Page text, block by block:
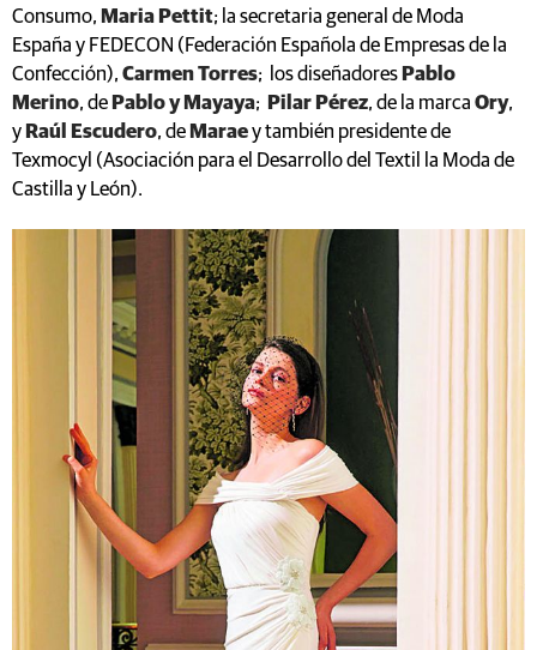
Consumo, Maria Pettit; la secretaria general de Moda
España y FEDECON (Federación Española de Empresas de la
Confección), Carmen Torres; los diseñadores Pablo
Merino, de Pablo y Mayaya; Pilar Pérez, de la marca Ory,
y Raúl Escudero, de Maraey también presidente de
Texmocyl (Asociación para el Desarrollo del Textil la Moda de
Castilla y León).